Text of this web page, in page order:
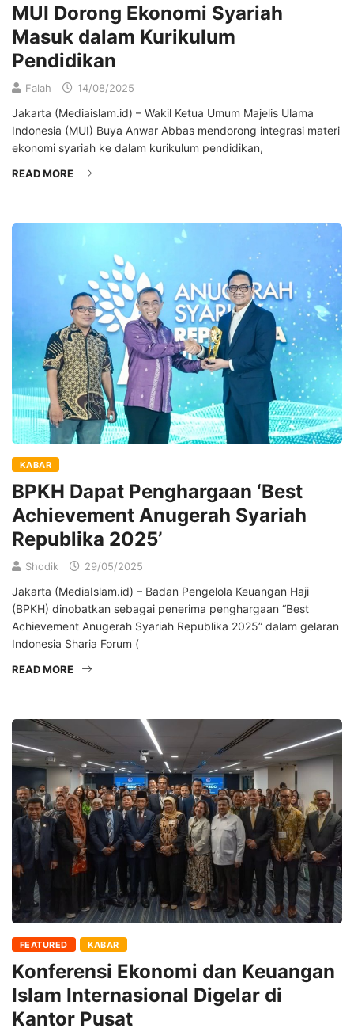
MUI Dorong Ekonomi Syariah
Masuk dalam Kurikulum
Pendidikan
Falah 14/08/2025
Jakarta (Mediaislam.id) – Wakil Ketua Umum Majelis Ulama
Indonesia (MUI) Buya Anwar Abbas mendorong integrasi materi
ekonomi syariah ke dalam kurikulum pendidikan,
READ MORE
KABAR
BPKH Dapat Penghargaan ‘Best
Achievement Anugerah Syariah
Republika 2025’
Shodik 29/05/2025
Jakarta (MediaIslam.id) – Badan Pengelola Keuangan Haji
(BPKH) dinobatkan sebagai penerima penghargaan “Best
Achievement Anugerah Syariah Republika 2025” dalam gelaran
Indonesia Sharia Forum (
READ MORE
FEATURED KABAR
Konferensi Ekonomi dan Keuangan
Islam Internasional Digelar di
Kantor Pusat